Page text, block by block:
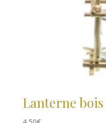
Lanterne